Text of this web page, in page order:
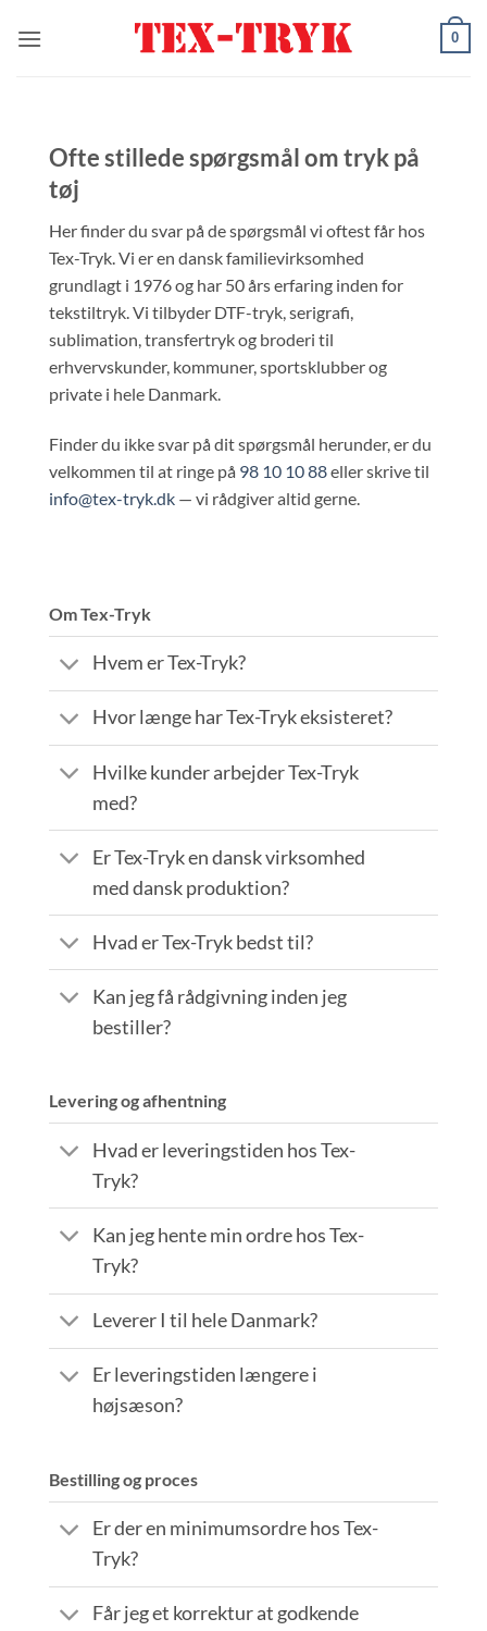
0
Ofte stillede spørgsmål om tryk på
tøj
Her finder du svar på de spørgsmål vi oftest får hos
Tex-Tryk. Vi er en dansk familievirksomhed
grundlagt i 1976 og har 50 års erfaring inden for
tekstiltryk. Vi tilbyder DTF-tryk, serigrafi,
sublimation, transfertryk og broderi til
erhvervskunder, kommuner, sportsklubber og
private i hele Danmark.
Finder du ikke svar på dit spørgsmål herunder, er du
velkommen til at ringe på 98 10 10 88eller skrive til
info@tex-tryk.dk — vi rådgiver altid gerne.
Om Tex-Tryk
Hvem er Tex-Tryk?
Hvor længe har Tex-Tryk eksisteret?
Hvilke kunder arbejder Tex-Tryk
med?
Er Tex-Tryk en dansk virksomhed
med dansk produktion?
Hvad er Tex-Tryk bedst til?
Kan jeg få rådgivning inden jeg
bestiller?
Levering og afhentning
Hvad er leveringstiden hos Tex-
Tryk?
Kan jeg hente min ordre hos Tex-
Tryk?
Leverer I til hele Danmark?
Er leveringstiden længere i
højsæson?
Bestilling og proces
Er der en minimumsordre hos Tex-
Tryk?
Får jeg et korrektur at godkende